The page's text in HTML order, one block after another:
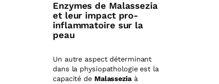
Enzymes de Malassezia
et leur impact pro-
inflammatoire sur la
peau
Un autre aspect déterminant
dans la physiopathologie est la
capacité de Malasseziaà